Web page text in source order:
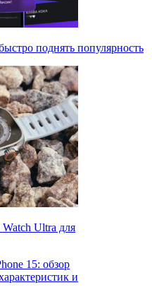
поднять популярность
Ultra для